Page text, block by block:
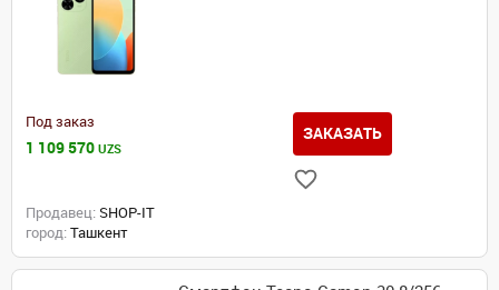
Под заказ
1 109 570 UZS
ЗАКАЗАТЬ
Продавец: SHOP-IT
город: Ташкент